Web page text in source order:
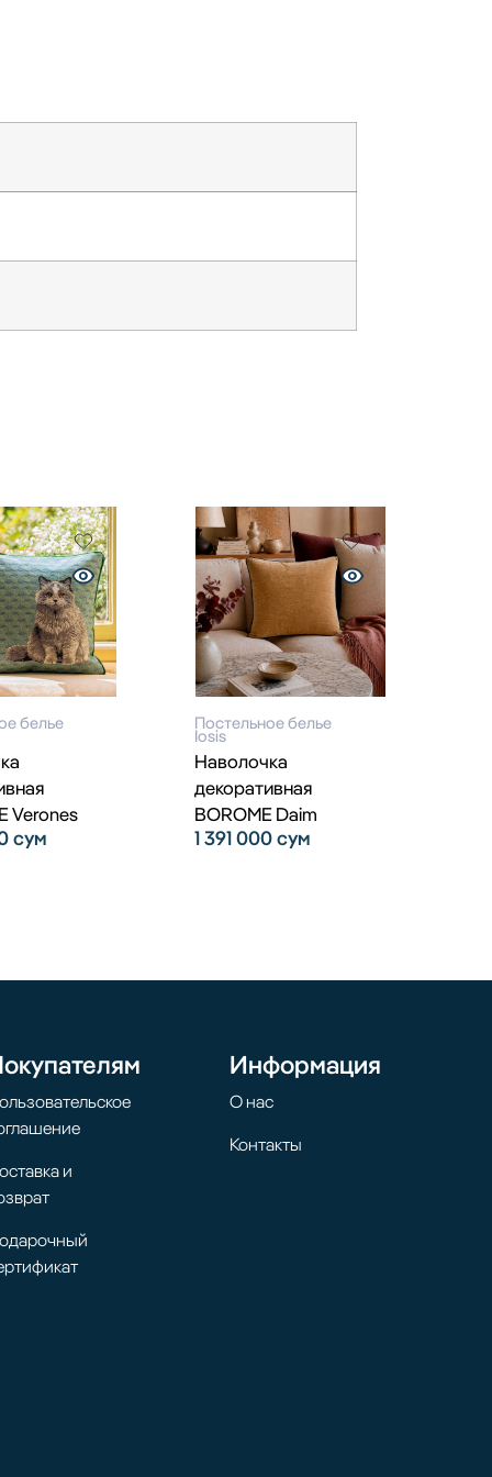
белье
Verones
сум
Постельное белье
Iosis
Наволочка
декоративная
BOROME Daim
1 391 000сум
и
Информация
О нас
Контакты